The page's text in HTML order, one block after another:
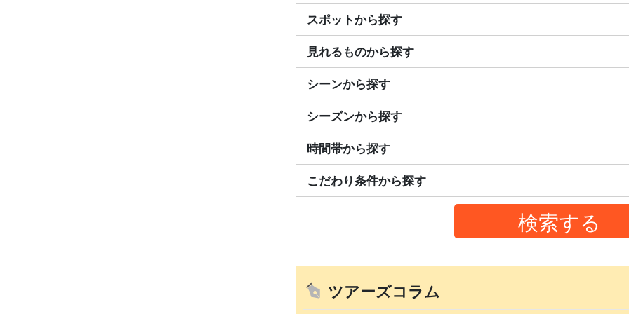
スポットから探す
見れるものから探す
シーンから探す
シーズンから探す
時間帯から探す
こだわり条件から探す
ツアーズコラム